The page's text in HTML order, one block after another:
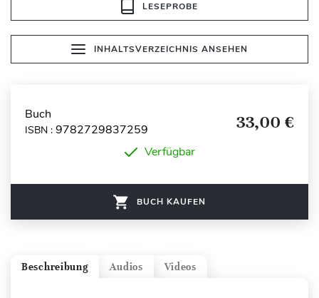
LESEPROBE
INHALTSVERZEICHNIS ANSEHEN
Buch
ISBN : 9782729837259 33,00 €
Verfügbar
BUCH KAUFEN
Videos
Audios
Beschreibung